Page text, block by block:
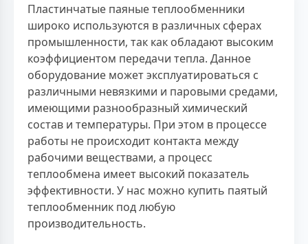
Пластинчатые паяные теплообменники
широко используются в различных сферах
промышленности, так как обладают высоким
коэффициентом передачи тепла. Данное
оборудование может эксплуатироваться с
различными невязкими и паровыми средами,
имеющими разнообразный химический
состав и температуры. При этом в процессе
работы не происходит контакта между
рабочими веществами, а процесс
теплообмена имеет высокий показатель
эффективности. У нас можно купить паятый
теплообменник под любую
производительность.